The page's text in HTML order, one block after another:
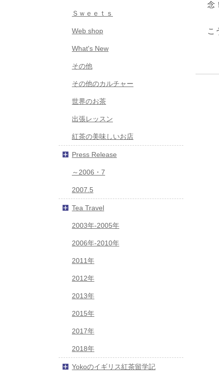
念
こ
Ｓｗｅｅｔｓ
Web shop
What's New
その他
その他のカルチャー
世界のお茶
出張レッスン
紅茶の美味しいお店
Press Release
～2006・7
2007.5
Tea Travel
2003年-2005年
2006年-2010年
2011年
2012年
2013年
2015年
2017年
2018年
Yokoのイギリス紅茶留学記